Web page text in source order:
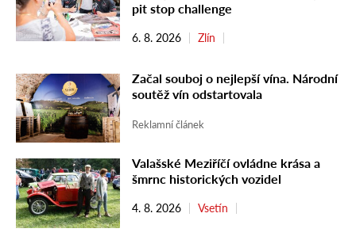
pit stop challenge
6. 8. 2026 Zlín
Začal souboj o nejlepší vína. Národní
soutěž vín odstartovala
Reklamní článek
Valašské Meziříčí ovládne krása a
šmrnc historických vozidel
4. 8. 2026 Vsetín